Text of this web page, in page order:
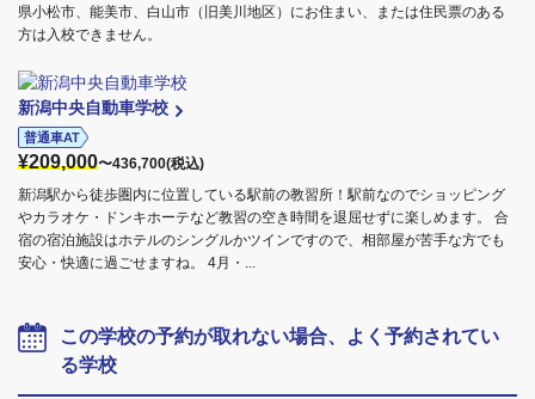
県小松市、能美市、白山市（旧美川地区）にお住まい、または住民票のある
方は入校できません。
新潟中央自動車学校
普通車AT
¥209,000〜436,700(税込)
新潟駅から徒歩圏内に位置している駅前の教習所！駅前なのでショッピング
やカラオケ・ドンキホーテなど教習の空き時間を退屈せずに楽しめます。 合
宿の宿泊施設はホテルのシングルかツインですので、相部屋が苦手な方でも
安心・快適に過ごせますね。 4月・...
この学校の予約が取れない場合、よく予約されてい
る学校